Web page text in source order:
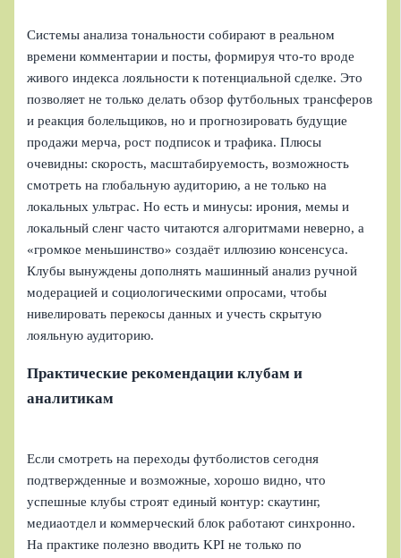
Системы анализа тональности собирают в реальном
времени комментарии и посты, формируя что‑то вроде
живого индекса лояльности к потенциальной сделке. Это
позволяет не только делать обзор футбольных трансферов
и реакция болельщиков, но и прогнозировать будущие
продажи мерча, рост подписок и трафика. Плюсы
очевидны: скорость, масштабируемость, возможность
смотреть на глобальную аудиторию, а не только на
локальных ультрас. Но есть и минусы: ирония, мемы и
локальный сленг часто читаются алгоритмами неверно, а
«громкое меньшинство» создаёт иллюзию консенсуса.
Клубы вынуждены дополнять машинный анализ ручной
модерацией и социологическими опросами, чтобы
нивелировать перекосы данных и учесть скрытую
лояльную аудиторию.
Практические рекомендации клубам и
аналитикам
Если смотреть на переходы футболистов сегодня
подтвержденные и возможные, хорошо видно, что
успешные клубы строят единый контур: скаутинг,
медиаотдел и коммерческий блок работают синхронно.
На практике полезно вводить KPI не только по